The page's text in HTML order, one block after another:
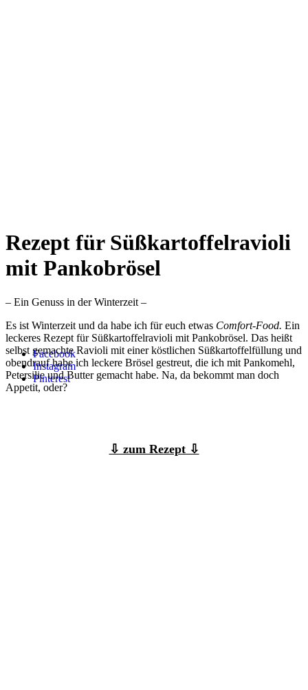
Facebook
Instagram
Pinterest
Rezept für Süßkartoffelravioli
mit Pankobrösel
– Ein Genuss in der Winterzeit –
Es ist Winterzeit und da habe ich für euch etwas Comfort-Food. Ein
leckeres Rezept für Süßkartoffelravioli mit Pankobrösel. Das heißt
selbst gemachte Ravioli mit einer köstlichen Süßkartoffelfüllung und
obendrauf habe ich leckere Brösel gestreut, die ich mit Pankomehl,
Petersilie und Butter gemacht habe. Na, da bekommt man doch
Appetit, oder?
⇩ zum Rezept ⇩